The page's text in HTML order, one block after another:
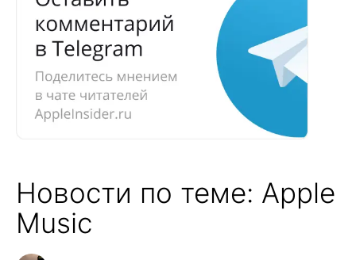
Новости по теме: Apple
Music